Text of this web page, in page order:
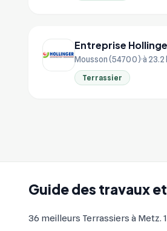
Guide des travaux
36 meilleurs Terrassiers à Metz.
Entreprise
Mousson (54700) à 23.2
Terrassier